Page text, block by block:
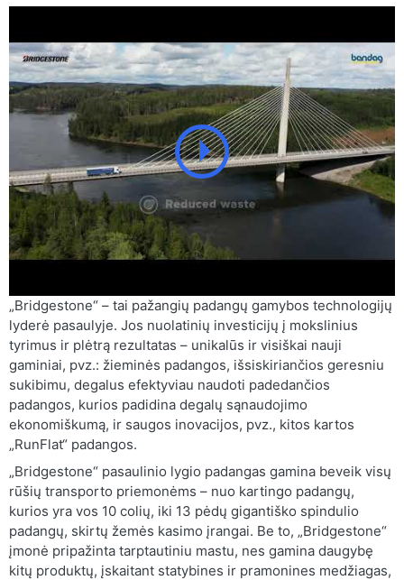
„Bridgestone“ – tai pažangių padangų gamybos technologijų
lyderė pasaulyje. Jos nuolatinių investicijų į mokslinius
tyrimus ir plėtrą rezultatas – unikalūs ir visiškai nauji
gaminiai, pvz.: žieminės padangos, išsiskiriančios geresniu
sukibimu, degalus efektyviau naudoti padedančios
padangos, kurios padidina degalų sąnaudojimo
ekonomiškumą, ir saugos inovacijos, pvz., kitos kartos
„RunFlat“ padangos.
„Bridgestone“ pasaulinio lygio padangas gamina beveik visų
rūšių transporto priemonėms – nuo kartingo padangų,
kurios yra vos 10 colių, iki 13 pėdų gigantiško spindulio
padangų, skirtų žemės kasimo įrangai. Be to, „Bridgestone“
įmonė pripažinta tarptautiniu mastu, nes gamina daugybę
kitų produktų, įskaitant statybines ir pramonines medžiagas,